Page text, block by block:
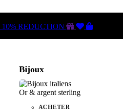
10% REDUCTION Gutscheine
Wunschliste
Warenkorb
Bijoux
Or & argent sterling
ACHETER